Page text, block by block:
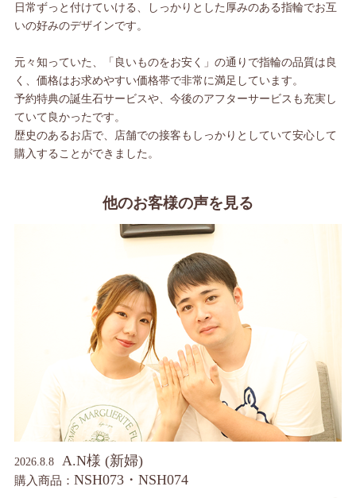
日常ずっと付けていける、しっかりとした厚みのある指輪でお互
いの好みのデザインです。
元々知っていた、「良いものをお安く」の通りで指輪の品質は良
く、価格はお求めやすい価格帯で非常に満足しています。
予約特典の誕生石サービスや、今後のアフターサービスも充実し
ていて良かったです。
歴史のあるお店で、店舗での接客もしっかりとしていて安心して
購入することができました。
他のお客様の声を見る
2026.8.8 A.N様 (新婦)
購入商品： NSH073・NSH074